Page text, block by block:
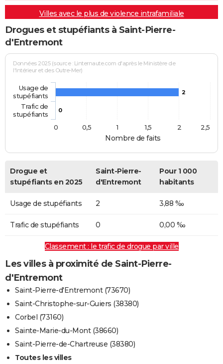
Villes avec le plus de violence intrafamiliale
Drogues et stupéfiants à Saint-Pierre-
d'Entremont
Nombre de faits
Données 2025 (source : Linternaute.com d'après le Ministère de
l'Intérieur et des Outre-Mer)
2
0
Usage de
stupéfiants
Trafic de
stupéfiants
0
0,5 1 1,5 2 2,5
Drogue et
stupéfiants en 2025
Saint-Pierre-
d'Entremont
Pour 1 000
habitants
Usage de stupéfiants 2 3,88 ‰
Trafic de stupéfiants 0 0,00 ‰
Classement : le trafic de drogue par ville
Les villes à proximité de Saint-Pierre-
d'Entremont
Saint-Pierre-d'Entremont (73670)
Saint-Christophe-sur-Guiers (38380)
Corbel (73160)
Sainte-Marie-du-Mont (38660)
Saint-Pierre-de-Chartreuse (38380)
Toutes les villes